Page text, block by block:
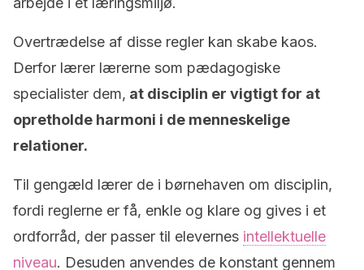
Overtrædelse af disse regler kan skabe kaos.
Derfor lærer lærerne som pædagogiske
specialister dem, at disciplin er vigtigt for at
opretholde harmoni i de menneskelige
relationer.
Til gengæld lærer de i børnehaven om disciplin,
fordi reglerne er få, enkle og klare og gives i et
ordforråd, der passer til elevernes intellektuelle
niveau. Desuden anvendes de konstant gennem